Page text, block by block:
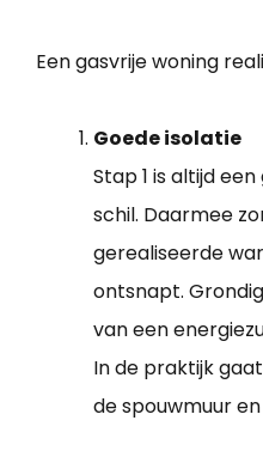
Een gasvrije woning
Goede isolatie
Stap 1 is altijd
schil. Daarmee
gerealiseerde
ontsnapt.
van een
In de praktijk
de spouwmuur